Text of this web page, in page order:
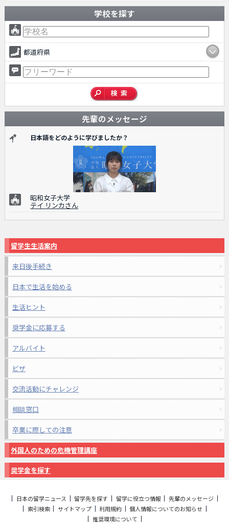
学校を探す
都道府県
先輩のメッセージ
日本語をどのように学びましたか？
昭和女子大学
テイ リンカさん
留学生生活案内
来日後手続き
日本で生活を始める
生活ヒント
奨学金に応募する
アルバイト
ビザ
交流活動にチャレンジ
相談窓口
卒業に際しての注意
外国人のための危機管理講座
奨学金を探す
日本の留学ニュース 留学先を探す 留学に役立つ情報
先輩のメッセージ
索引検索
サイトマップ 利用規約
個人情報についてのお知らせ
推奨環境について